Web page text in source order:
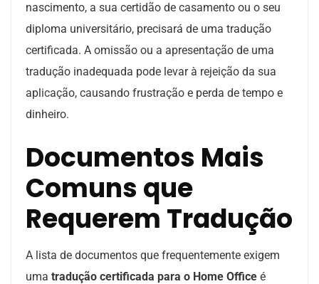
nascimento, a sua certidão de casamento ou o seu
diploma universitário, precisará de uma tradução
certificada. A omissão ou a apresentação de uma
tradução inadequada pode levar à rejeição da sua
aplicação, causando frustração e perda de tempo e
dinheiro.
Documentos Mais
Comuns que
Requerem Tradução
A lista de documentos que frequentemente exigem
uma tradução certificada para o Home Office é